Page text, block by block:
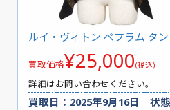
ルイ・ヴィトン ペプラム タ
買取価格¥25,000(税込)
詳細はお問い合わせください。
買取日：2025年9月16日